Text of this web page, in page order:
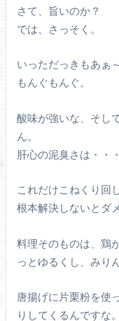
さて、旨いのか？
では、さっそく。
いっただっきもあぁ～
もんぐもんぐ。
酸味が強いな、そし
ん。
肝心の泥臭さは・・
これだけこねくり回
根本解決しないとダメ
料理そのものは、鶏
っとゆるくし、みり
唐揚げに片栗粉を使
りしてくるんですな。